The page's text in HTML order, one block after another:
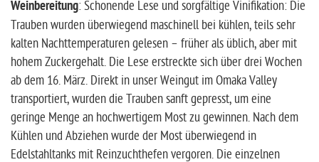
Weinbereitung: Schonende Lese und sorgfältige Vinifikation: Die
Trauben wurden überwiegend maschinell bei kühlen, teils sehr
kalten Nachttemperaturen gelesen – früher als üblich, aber mit
hohem Zuckergehalt. Die Lese erstreckte sich über drei Wochen
ab dem 16. März. Direkt in unser Weingut im Omaka Valley
transportiert, wurden die Trauben sanft gepresst, um eine
geringe Menge an hochwertigem Most zu gewinnen. Nach dem
Kühlen und Abziehen wurde der Most überwiegend in
Edelstahltanks mit Reinzuchthefen vergoren. Die einzelnen